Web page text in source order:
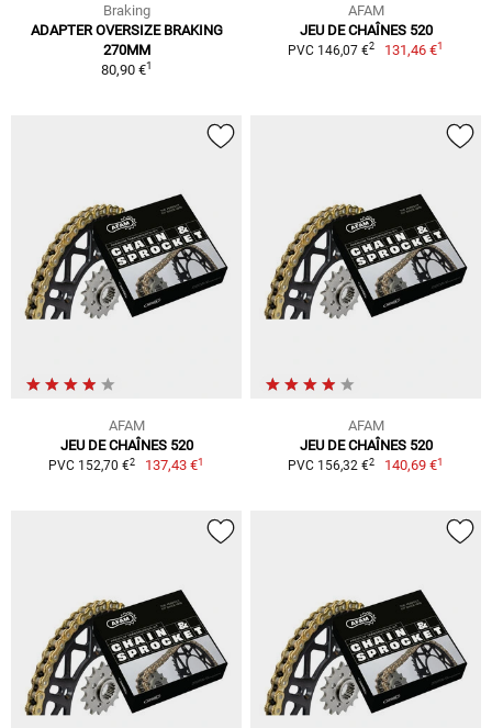
Braking
ADAPTER OVERSIZE BRAKING
270MM
80,90 €1
AFAM
JEU DE CHAÎNES 520
PVC 146,07 €2 131,46 €1
AFAM
JEU DE CHAÎNES 520
PVC 152,70 €2 137,43 €1
AFAM
JEU DE CHAÎNES 520
PVC 156,32 €2 140,69 €1